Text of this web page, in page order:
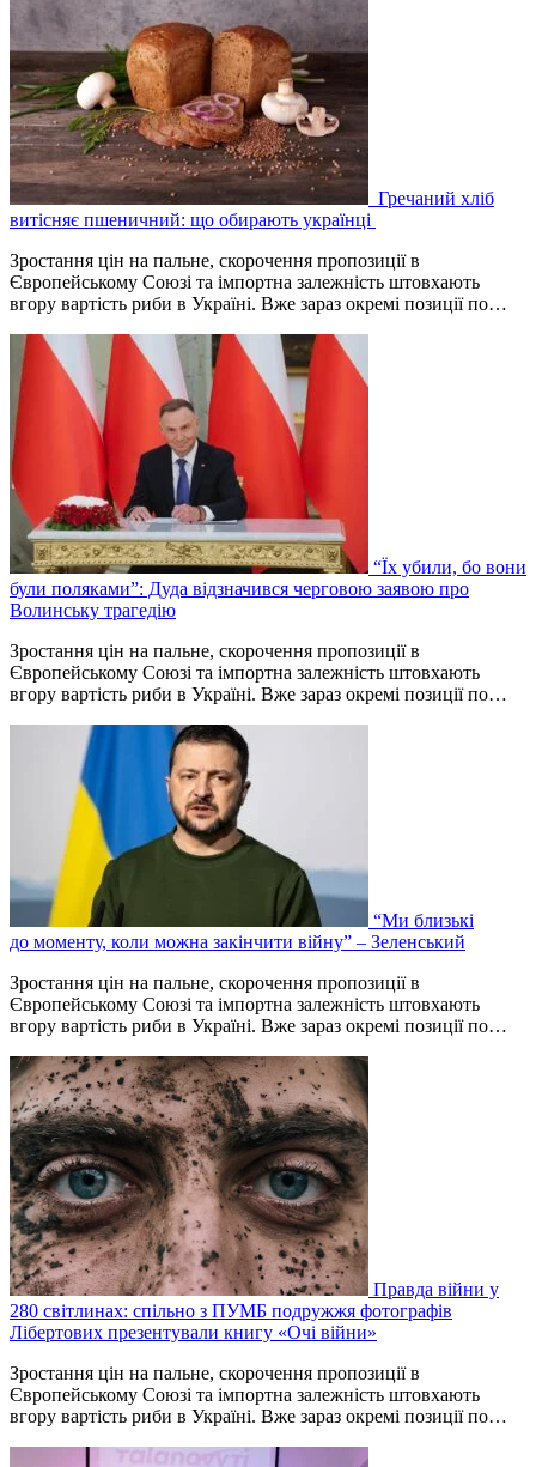
Гречаний хліб
витісняє пшеничний: що обирають українці
Зростання цін на пальне, скорочення пропозиції в
Європейському Союзі та імпортна залежність штовхають
вгору вартість риби в Україні. Вже зараз окремі позиції по…
“Їх убили, бо вони
були поляками”: Дуда відзначився черговою заявою про
Волинську трагедію
Зростання цін на пальне, скорочення пропозиції в
Європейському Союзі та імпортна залежність штовхають
вгору вартість риби в Україні. Вже зараз окремі позиції по…
“Ми близькі
до моменту, коли можна закінчити війну” – Зеленський
Зростання цін на пальне, скорочення пропозиції в
Європейському Союзі та імпортна залежність штовхають
вгору вартість риби в Україні. Вже зараз окремі позиції по…
Правда війни у
280 світлинах: спільно з ПУМБ подружжя фотографів
Лібертових презентували книгу «Очі війни»
Зростання цін на пальне, скорочення пропозиції в
Європейському Союзі та імпортна залежність штовхають
вгору вартість риби в Україні. Вже зараз окремі позиції по…